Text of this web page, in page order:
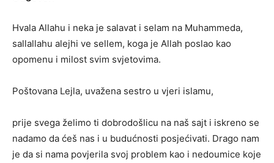
Hvala Allahu i neka je salavat i selam na Muhammeda,
sallallahu alejhi ve sellem, koga je Allah poslao kao
opomenu i milost svim svjetovima.
Poštovana Lejla, uvažena sestro u vjeri islamu,
prije svega želimo ti dobrodošlicu na naš sajt i iskreno se
nadamo da ćeš nas i u budućnosti posjećivati. Drago nam
je da si nama povjerila svoj problem kao i nedoumice koje